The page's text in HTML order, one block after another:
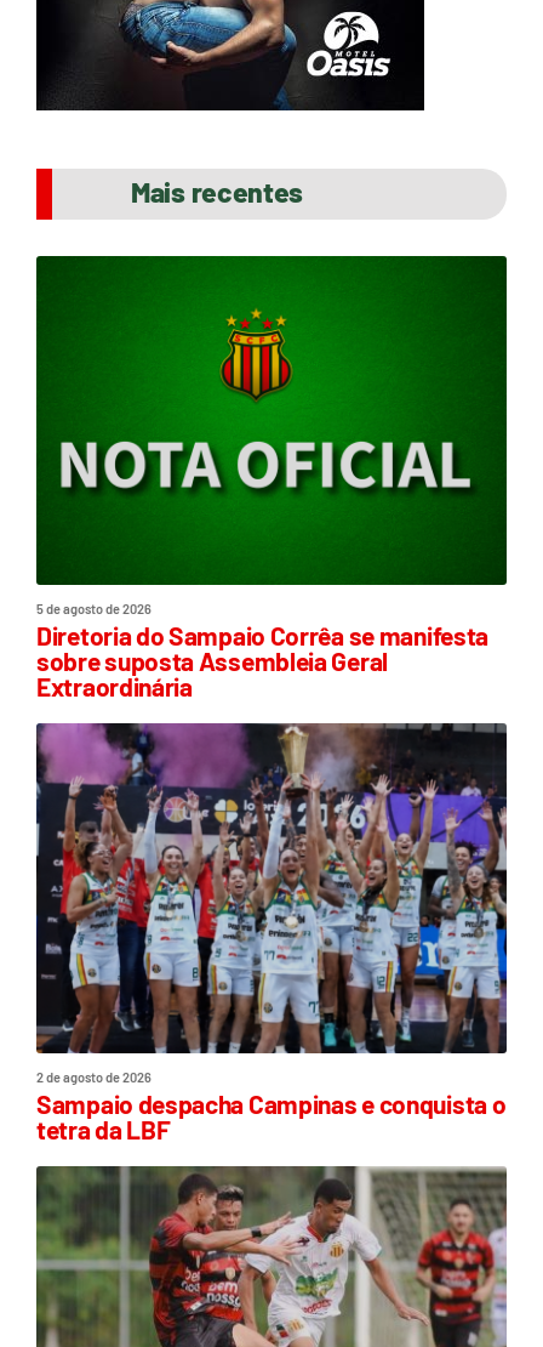
Mais recentes
5 de agosto de 2026
Diretoria do Sampaio Corrêa se manifesta
sobre suposta Assembleia Geral
Extraordinária
2 de agosto de 2026
Sampaio despacha Campinas e conquista o
tetra da LBF